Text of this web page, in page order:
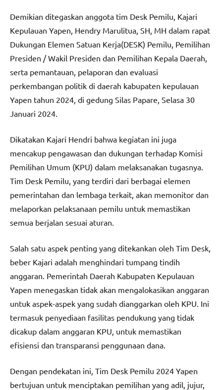
Demikian ditegaskan anggota tim Desk Pemilu, Kajari
Kepulauan Yapen, Hendry Marulitua, SH, MH dalam rapat
Dukungan Elemen Satuan Kerja(DESK) Pemilu, Pemilihan
Presiden / Wakil Presiden dan Pemilihan Kepala Daerah,
serta pemantauan, pelaporan dan evaluasi
perkembangan politik di daerah kabupaten kepulauan
Yapen tahun 2024, di gedung Silas Papare, Selasa 30
Januari 2024.
Dikatakan Kajari Hendri bahwa kegiatan ini juga
mencakup pengawasan dan dukungan terhadap Komisi
Pemilihan Umum (KPU) dalam melaksanakan tugasnya.
Tim Desk Pemilu, yang terdiri dari berbagai elemen
pemerintahan dan lembaga terkait, akan memonitor dan
melaporkan pelaksanaan pemilu untuk memastikan
semua berjalan sesuai aturan.
Salah satu aspek penting yang ditekankan oleh Tim Desk,
beber Kajari adalah menghindari tumpang tindih
anggaran. Pemerintah Daerah Kabupaten Kepulauan
Yapen menegaskan tidak akan mengalokasikan anggaran
untuk aspek-aspek yang sudah dianggarkan oleh KPU. Ini
termasuk penyediaan fasilitas pendukung yang tidak
dicakup dalam anggaran KPU, untuk memastikan
efisiensi dan transparansi penggunaan dana.
Dengan pendekatan ini, Tim Desk Pemilu 2024 Yapen
bertujuan untuk menciptakan pemilihan yang adil, jujur,